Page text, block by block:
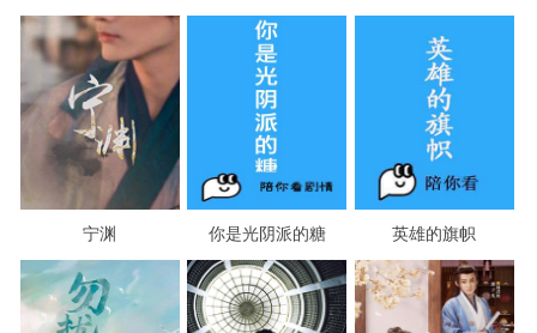
宁渊 你是光阴派的糖 英雄的旗帜